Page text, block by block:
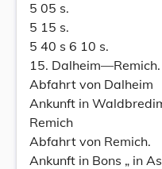
5 05 s.
5 15 s.
5 40 s 6 10 s.
15. Dalheim—Remich.
Abfahrt von Dalheim
Ankunft in
Remich
Abfahrt von Remich.
Ankunft in Bons „ in